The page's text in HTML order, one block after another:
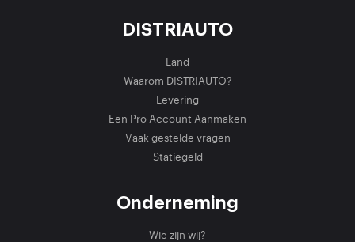
DISTRIAUTO
Land
Waarom DISTRIAUTO?
Levering
Een Pro Account Aanmaken
Vaak gestelde vragen
Statiegeld
Onderneming
Wie zijn wij?